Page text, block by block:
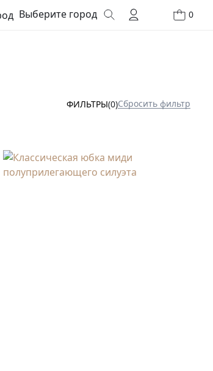
Выберите город 0
ФИЛЬТРЫ(0)Сбросить фильтр